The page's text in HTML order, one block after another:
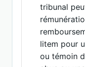
tribunal
litem pour
ou témoin